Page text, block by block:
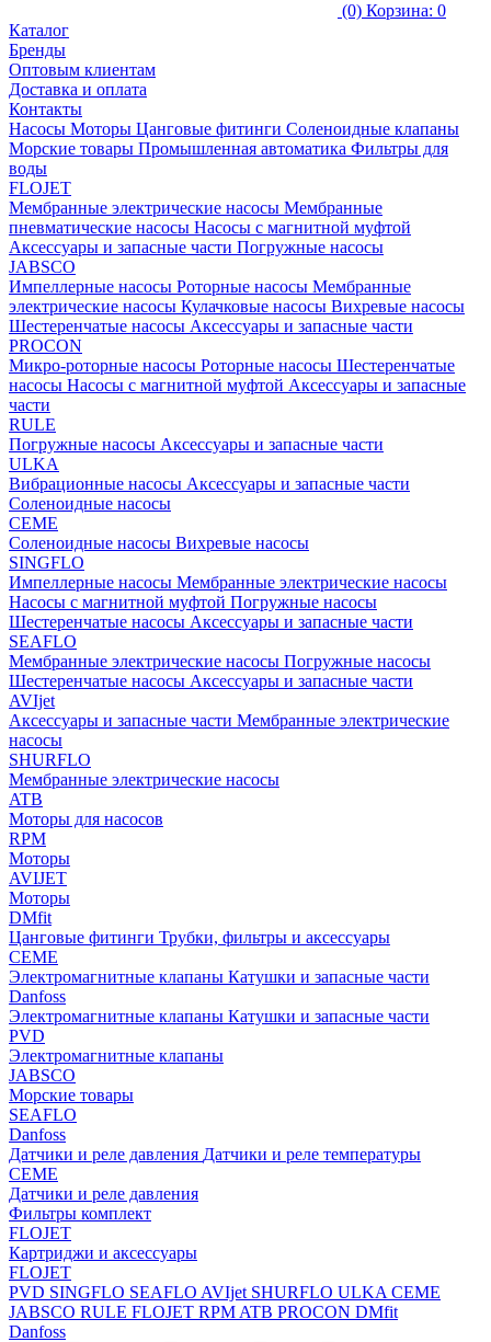
(0) Корзина: 0
Каталог
Бренды
Оптовым клиентам
Доставка и оплата
Контакты
Насосы Моторы Цанговые фитинги Соленоидные клапаны
Морские товары Промышленная автоматика Фильтры для
воды
FLOJET
Мембранные электрические насосы Мембранные
пневматические насосы Насосы с магнитной муфтой
Аксессуары и запасные части Погружные насосы
JABSCO
Импеллерные насосы Роторные насосы Мембранные
электрические насосы Кулачковые насосы Вихревые насосы
Шестеренчатые насосы Аксессуары и запасные части
PROCON
Микро-роторные насосы Роторные насосы Шестеренчатые
насосы Насосы с магнитной муфтой Аксессуары и запасные
части
RULE
Погружные насосы Аксессуары и запасные части
ULKA
Вибрационные насосы Аксессуары и запасные части
Соленоидные насосы
CEME
Соленоидные насосы Вихревые насосы
SINGFLO
Импеллерные насосы Мембранные электрические насосы
Насосы с магнитной муфтой Погружные насосы
Шестеренчатые насосы Аксессуары и запасные части
SEAFLO
Мембранные электрические насосы Погружные насосы
Шестеренчатые насосы Аксессуары и запасные части
AVIjet
Аксессуары и запасные части Мембранные электрические
насосы
SHURFLO
Мембранные электрические насосы
ATB
Моторы для насосов
RPM
Моторы
AVIJET
Моторы
DMfit
Цанговые фитинги Трубки, фильтры и аксессуары
CEME
Электромагнитные клапаны Катушки и запасные части
Danfoss
Электромагнитные клапаны Катушки и запасные части
PVD
Электромагнитные клапаны
JABSCO
Морские товары
SEAFLO
Danfoss
Датчики и реле давления Датчики и реле температуры
CEME
Датчики и реле давления
Фильтры комплект
FLOJET
Картриджи и аксессуары
FLOJET
PVD SINGFLO SEAFLO AVIjet SHURFLO ULKA CEME
JABSCO RULE FLOJET RPM ATB PROCON DMfit
Danfoss